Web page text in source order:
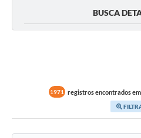
BUSCA
1971 registros encontrados em